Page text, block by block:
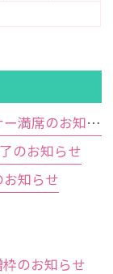
9月26日開催予定「夜の踊り子」セミナー満席のお知らせ
のお知らせ
知らせ
のお知らせ